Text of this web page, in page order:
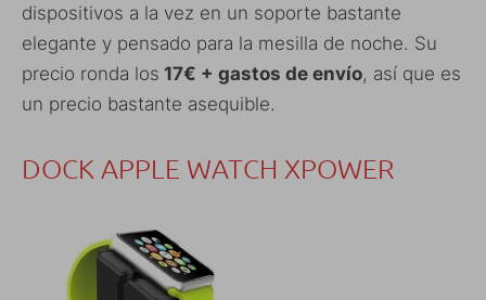
dispositivos a la vez en un soporte bastante
elegante y pensado para la mesilla de noche. Su
precio ronda los 17€ + gastos de envío, así que es
un precio bastante asequible.
DOCK APPLE WATCH XPOWER